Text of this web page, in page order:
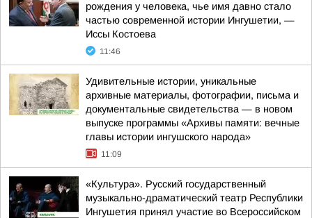
рождения у человека, чье имя давно стало
частью современной истории Ингушетии, —
Иссы Костоева
11:46
Удивительные истории, уникальные
архивные материалы, фотографии, письма и
документальные свидетельства — в новом
выпуске программы «Архивы памяти: вечные
главы истории ингушского народа»
11:09
«Культура». Русский государственный
музыкально-драматический театр Республики
Ингушетия принял участие во Всероссийском